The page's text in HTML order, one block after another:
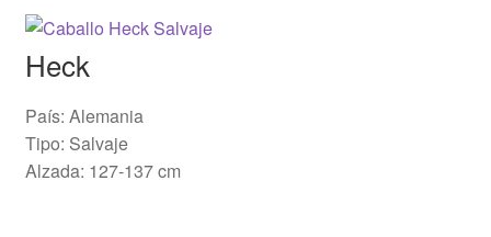
Heck
País: Alemania
Tipo: Salvaje
Alzada: 127-137 cm